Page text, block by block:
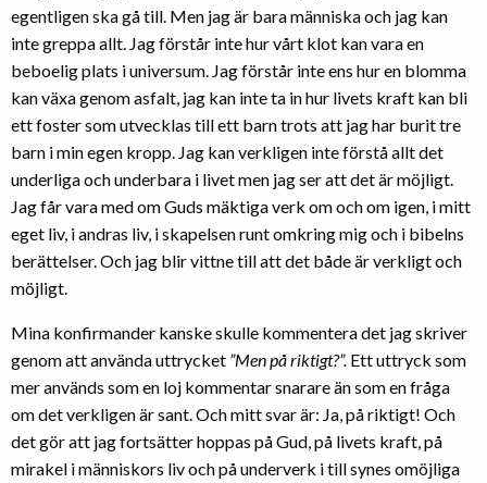
egentligen ska gå till. Men jag är bara människa och jag kan
inte greppa allt. Jag förstår inte hur vårt klot kan vara en
beboelig plats i universum. Jag förstår inte ens hur en blomma
kan växa genom asfalt, jag kan inte ta in hur livets kraft kan bli
ett foster som utvecklas till ett barn trots att jag har burit tre
barn i min egen kropp. Jag kan verkligen inte förstå allt det
underliga och underbara i livet men jag ser att det är möjligt.
Jag får vara med om Guds mäktiga verk om och om igen, i mitt
eget liv, i andras liv, i skapelsen runt omkring mig och i bibelns
berättelser. Och jag blir vittne till att det både är verkligt och
möjligt.
Mina konfirmander kanskeskulle kommentera det jag skriver
genom att använda uttrycket ”Men på riktigt?”. Ett uttryck som
mer används som en loj kommentar snarare än som en fråga
om det verkligen är sant. Och mitt svar är: Ja, på riktigt! Och
det gör att jag fortsätter hoppas på Gud, på livets kraft, på
mirakel i människors liv och på underverk i till synes omöjliga